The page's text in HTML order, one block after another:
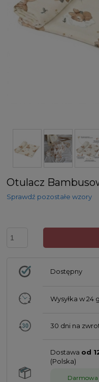
Otulacz
Sprawdź pozostałe wzory
Dostępny
Wysyłka w24
30 dni na
Dostawa od
(Polska)
Darmowa